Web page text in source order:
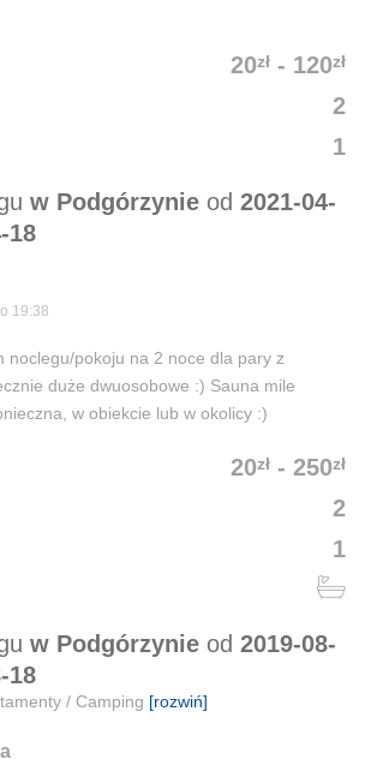
20zł - 120zł
2
1
w Podgórzynie od 2021-04-
18
19:38
noclegu/pokoju na 2 noce dla pary z
duże dwuosobowe :) Sauna mile
w obiekcie lub w okolicy :)
20zł - 250zł
2
1
w Podgórzynie od 2019-08-
18
/ Camping [rozwiń]